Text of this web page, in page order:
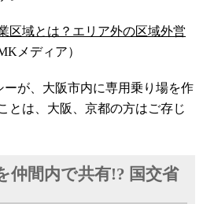
区域とは？エリア外の区域外営
メディア）
が、大阪市内に専用乗り場を作
とは、大阪、京都の方はご存じ
仲間内で共有!? 国交省